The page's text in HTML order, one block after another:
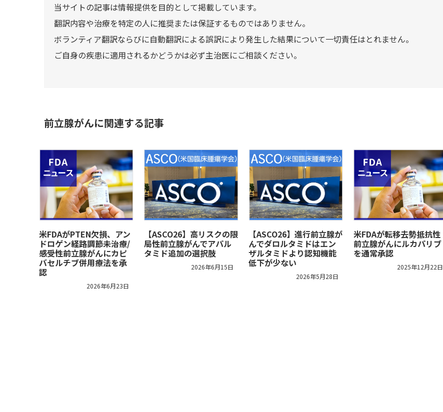
当サイトの記事は情報提供を目的として掲載しています。
翻訳内容や治療を特定の人に推奨または保証するものではありません。
ボランティア翻訳ならびに自動翻訳による誤訳により発生した結果について一切責任はとれません。
ご自身の疾患に適用されるかどうかは必ず主治医にご相談ください。
前立腺がんに関連する記事
米FDAがPTEN欠損、アン
ドロゲン経路調節未治療/
感受性前立腺がんにカピ
バセルチブ併用療法を承
認
2026年6月23日
【ASCO26】高リスクの限
局性前立腺がんでアパル
タミド追加の選択肢
2026年6月15日
【ASCO26】進行前立腺が
んでダロルタミドはエン
ザルタミドより認知機能
低下が少ない
2026年5月28日
米FDAが転移去勢抵抗性
前立腺がんにルカパリブ
を通常承認
2025年12月22日